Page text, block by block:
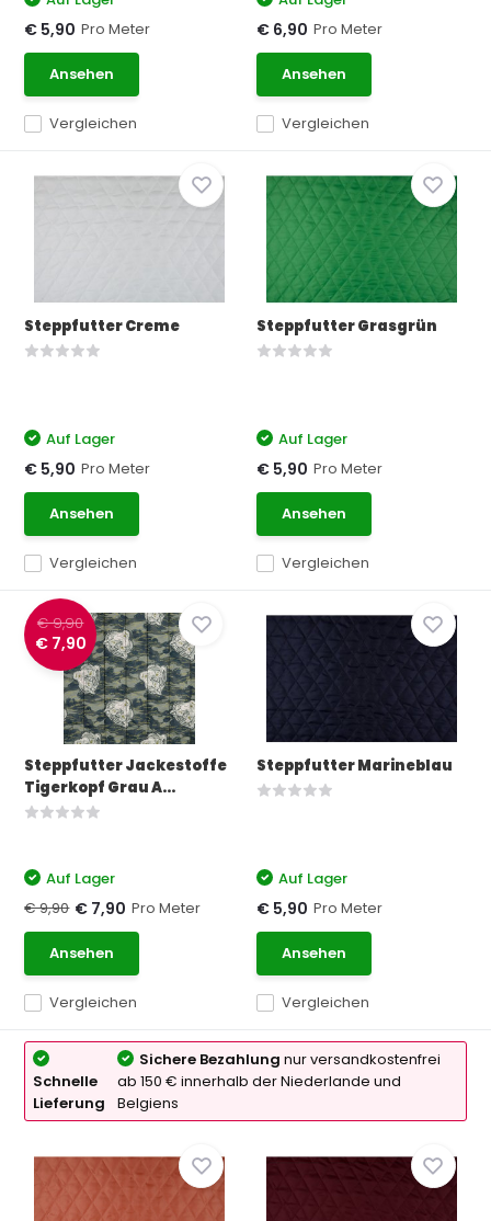
Vergleichen
€ 5,90 Pro Meter
Ansehen
Vergleichen
€ 6,90 Pro Meter
Ansehen
Steppfutter Creme
Vergleichen
Auf Lager
€ 5,90 Pro Meter
Ansehen
Steppfutter Grasgrün
Vergleichen
Auf Lager
€ 5,90 Pro Meter
Ansehen
€ 9,90
€ 7,90
Steppfutter Jackestoffe
Tigerkopf Grau A...
Vergleichen
Auf Lager
€ 9,90 € 7,90 Pro Meter
Ansehen
Steppfutter Marineblau
Vergleichen
Auf Lager
€ 5,90 Pro Meter
Ansehen
Schnelle
Lieferung
Sichere Bezahlung nur versandkostenfrei
ab 150 € innerhalb der Niederlande und
Belgiens